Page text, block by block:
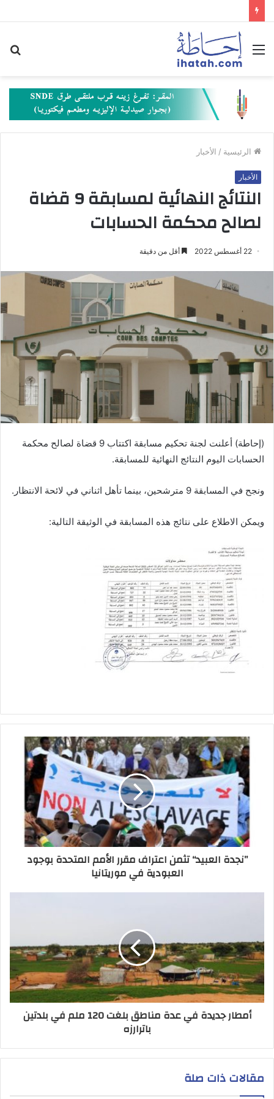
القائمة
الرئيسية / الأخبار
الأخبار
النتائج النهائية لمسابقة 9 قضاة
لصالح محكمة الحسابات
22 أغسطس 2022 أقل من دقيقة
(إحاطة) أعلنت لجنة تحكيم مسابقة اكتتاب 9 قضاة لصالح محكمة
الحسابات اليوم النتائج النهائية للمسابقة.
ونجح في المسابقة 9 مترشحين، بينما تأهل اثناني في لائحة الانتظار.
ويمكن الاطلاع على نتائج هذه المسابقة في الوثيقة التالية:
”نجدة العبيد“ تثمن اعتراف مقرر الأمم المتحدة بوجود
العبودية في موريتانيا
أمطار جديدة في عدة مناطق بلغت 120 ملم في بلدتين
باترارزه
مقالات ذات صلة